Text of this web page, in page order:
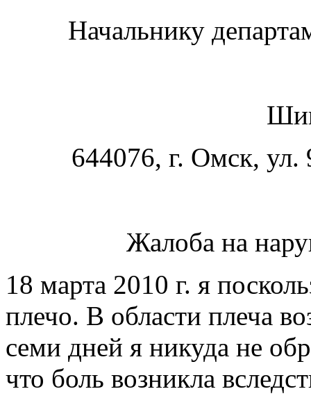
Начальнику
644076, г. Омск,
Жалоба на
18 марта 2010 г. я
плечо. В области плеча
семи дней я никуда не
что боль возникла